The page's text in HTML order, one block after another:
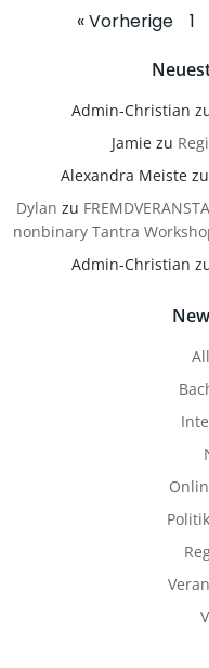
Posts
« Vorherige 1
Admin-Christian
Jamiezu
Alexandra Meiste zu
Dylan zu
nonbinary Tantra
Admin-Christian